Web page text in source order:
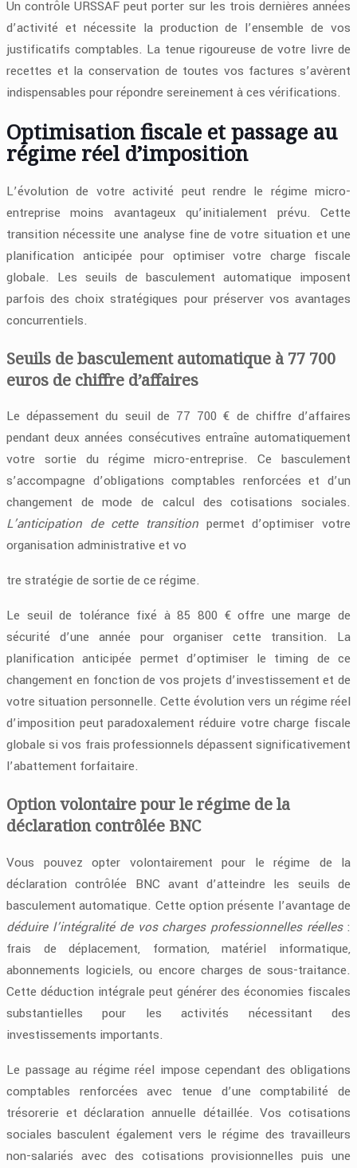
Un contrôle URSSAF peut porter sur les trois dernières années
d’activité et nécessite la production de l’ensemble de vos
justificatifs comptables. La tenue rigoureuse de votre livre de
recettes et la conservation de toutes vos factures s’avèrent
indispensables pour répondre sereinement à ces vérifications.
Optimisation fiscale et passage au
régime réel d’imposition
L’évolution de votre activité peut rendre le régime micro-
entreprise moins avantageux qu’initialement prévu. Cette
transition nécessite une analyse fine de votre situation et une
planification anticipée pour optimiser votre charge fiscale
globale. Les seuils de basculement automatique imposent
parfois des choix stratégiques pour préserver vos avantages
concurrentiels.
Seuils de basculement automatique à 77 700
euros de chiffre d’affaires
Le dépassement du seuil de 77 700 € de chiffre d’affaires
pendant deux années consécutives entraîne automatiquement
votre sortie du régime micro-entreprise. Ce basculement
s’accompagne d’obligations comptables renforcées et d’un
changement de mode de calcul des cotisations sociales.
L’anticipation de cette transition permet d’optimiser votre
organisation administrative et vo
tre stratégie de sortie de ce régime.
Le seuil de tolérance fixé à 85 800 € offre une marge de
sécurité d’une année pour organiser cette transition. La
planification anticipée permet d’optimiser le timing de ce
changement en fonction de vos projets d’investissement et de
votre situation personnelle. Cette évolution vers un régime réel
d’imposition peut paradoxalement réduire votre charge fiscale
globale si vos frais professionnels dépassent significativement
l’abattement forfaitaire.
Option volontaire pour le régime de la
déclaration contrôlée BNC
Vous pouvez opter volontairement pour le régime de la
déclaration contrôlée BNC avant d’atteindre les seuils de
basculement automatique. Cette option présente l’avantage de
déduire l’intégralité de vos charges professionnelles réelles:
frais de déplacement, formation, matériel informatique,
abonnements logiciels, ou encore charges de sous-traitance.
Cette déduction intégrale peut générer des économies fiscales
substantielles pour les activités nécessitant des
investissements importants.
Le passage au régime réel impose cependant des obligations
comptables renforcées avec tenue d’une comptabilité de
trésorerie et déclaration annuelle détaillée. Vos cotisations
sociales basculent également vers le régime des travailleurs
non-salariés avec des cotisations provisionnelles puis une